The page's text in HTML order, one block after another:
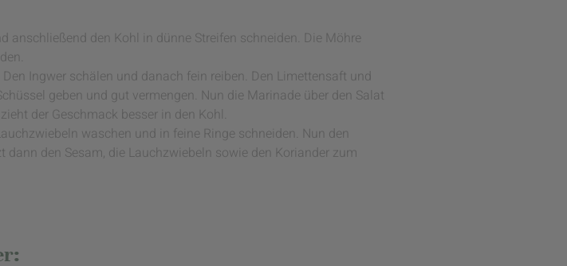
anschließend den Kohl in dünne Streifen schneiden. Die Möhre
Ingwer schälen und danach fein reiben. Den Limettensaft und
geben und gut vermengen. Nun die Marinade über den Salat
der Geschmack besser in den Kohl.
waschen und in feine Ringe schneiden. Nun den
den Sesam, die Lauchzwiebeln sowie den Koriander zum